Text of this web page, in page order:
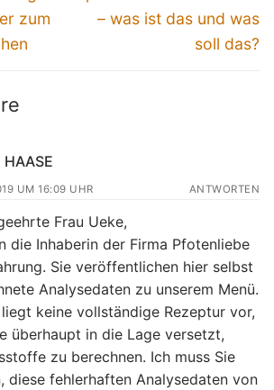
zum
Beitrag:
– was ist das und was
soll das?
HAASE
UM 16:09 UHR ANTWORTEN
Frau Ueke,
die Inhaberin der Firma Pfotenliebe
Sie veröffentlichen hier selbst
Analysedaten zu unserem Menü.
liegt keine vollständige Rezeptur vor,
überhaupt in die Lage versetzt,
zu berechnen. Ich muss Sie
diese fehlerhaften Analysedaten von